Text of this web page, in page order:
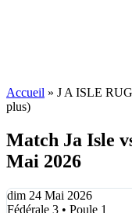
Accueil » J A ISLE
plus)
Match Ja Isle
Mai 2026
dim 24 Mai 2026
Fédérale 3 • Poule 1